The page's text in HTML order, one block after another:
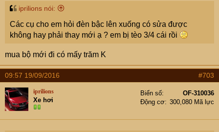
iprilions nói:
Các cụ cho em hỏi đèn bậc lên xuống có sửa được
không hay phải thay mới ạ ? em bị tèo 3/4 cái rồi
mua bộ mới đi có mấy trăm K
09:57 19/09/2016 #703
iprilions
Xe hơi
Biển số
OF-310036
Động cơ
300,080 Mã lực